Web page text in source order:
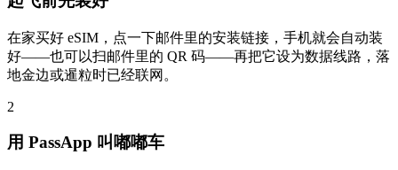
在家买好 eSIM，点一下邮件里的安装链接，手机就会自动装
好——也可以扫邮件里的 QR 码——再把它设为数据线路，落
地金边或暹粒时已经联网。
2
用 PassApp 叫嘟嘟车